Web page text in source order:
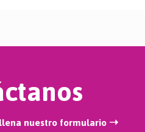
nuestro formulario ➝